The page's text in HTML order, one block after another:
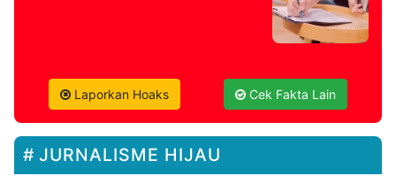
Laporkan Hoaks Cek Fakta Lain
JURNALISME HIJAU